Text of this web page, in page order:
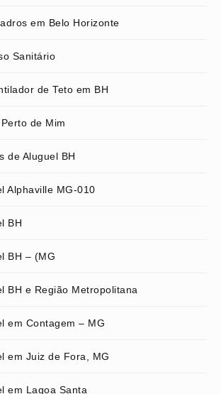
em Belo Horizonte
Sanitário
de Teto em BH
de Mim
de Aluguel BH
Alphaville MG-010
BH
BH – (MG
BH e Região Metropolitana
em Contagem – MG
em Juiz de Fora, MG
em Lagoa Santa